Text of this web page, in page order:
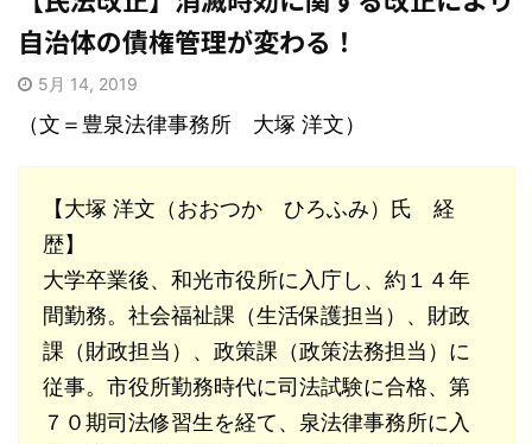
自治体の債権管理が変わる！
5月 14, 2019
（文＝豊泉法律事務所 大塚 洋文）
【大塚 洋文（おおつか ひろふみ）氏 経
歴】
大学卒業後、和光市役所に入庁し、約１４年
間勤務。社会福祉課（生活保護担当）、財政
課（財政担当）、政策課（政策法務担当）に
従事。市役所勤務時代に司法試験に合格、第
７０期司法修習生を経て、泉法律事務所に入